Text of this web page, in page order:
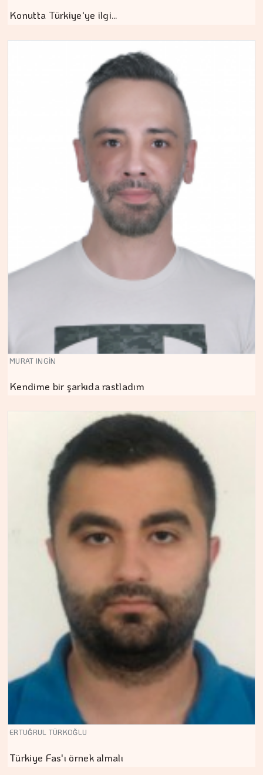
Konutta Türkiye'ye ilgi…
MURAT INGİN
Kendime bir şarkıda rastladım
ERTUĞRUL TÜRKOĞLU
Türkiye Fas'ı örnek almalı